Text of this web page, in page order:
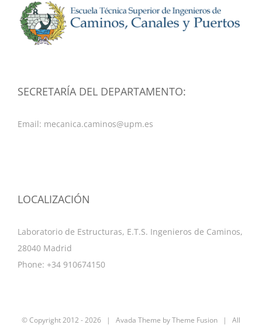
SECRETARÍA DEL DEPARTAMENTO:
Email: mecanica.caminos@upm.es
LOCALIZACIÓN
Laboratorio de Estructuras, E.T.S. Ingenieros de Caminos,
28040 Madrid
Phone: +34 910674150
© Copyright 2012 -2026 | Avada Theme byTheme Fusion | All